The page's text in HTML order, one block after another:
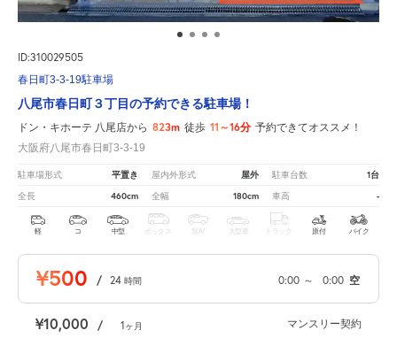
ID:310029505
春日町3-3-19駐車場
八尾市春日町３丁目の予約できる駐車場！
ドン・キホーテ 八尾店から 823m 徒歩 11～16分 予約できてオススメ！
大阪府八尾市春日町3-3-19
駐車場形式 平置き 屋内外形式 屋外 駐車台数 1台
全長 460cm 全幅 180cm 車高 -
軽 コ 中型 ボックス SUV 大型車 トラック 原付 バイク
¥500 / 24 時間 0:00 ～ 0:00 空
¥10,000 / 1ヶ月 マンスリー契約